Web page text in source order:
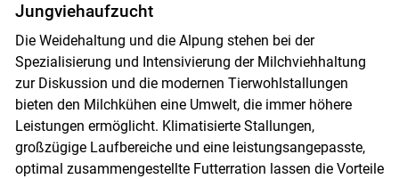
Jungviehaufzucht
Die Weidehaltung und die Alpung stehen bei der
Spezialisierung und Intensivierung der Milchviehhaltung
zur Diskussion und die modernen Tierwohlstallungen
bieten den Milchkühen eine Umwelt, die immer höhere
Leistungen ermöglicht. Klimatisierte Stallungen,
großzügige Laufbereiche und eine leistungsangepasste,
optimal zusammengestellte Futterration lassen die Vorteile